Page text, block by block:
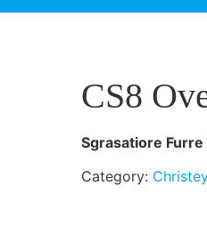
CS8
Sgrasatiore
Category: